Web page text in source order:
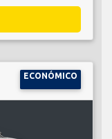
ECONÓMICO